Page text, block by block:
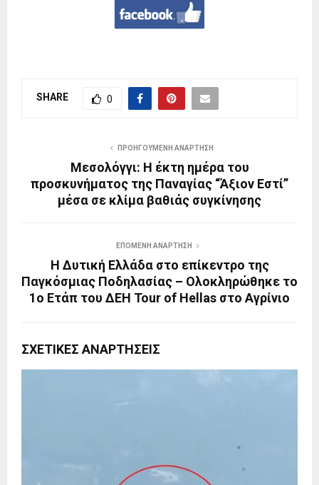
SHARE 0
ΠΡΟΗΓΟΎΜΕΝΗ ΑΝΆΡΤΗΣΗ
Μεσολόγγι: Η έκτη ημέρα του
προσκυνήματος της Παναγίας “Άξιον Εστί”
μέσα σε κλίμα βαθιάς συγκίνησης
ΕΠΌΜΕΝΗ ΑΝΆΡΤΗΣΗ
Η Δυτική Ελλάδα στο επίκεντρο της
Παγκόσμιας Ποδηλασίας – Oλοκληρώθηκε το
1ο Ετάπ του ΔΕΗ Tour of Hellas στο Αγρίνιο
ΣΧΕΤΙΚΈΣ ΑΝΑΡΤΉΣΕΙΣ